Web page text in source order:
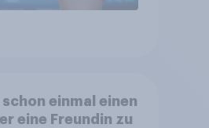
schon einmal einen
eine Freundin zu